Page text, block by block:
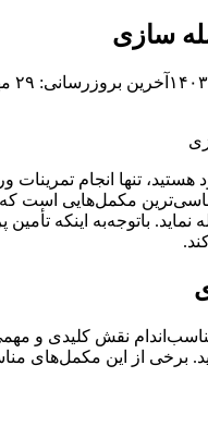
سازی
آخرین بروزرسانی: ۲۹ مهر, ۱۴۰۳
تنها انجام
مکمل‌هایی است که
نماید. باتوجه‌به
نقش کلیدی و
برخی از این مکمل‌های